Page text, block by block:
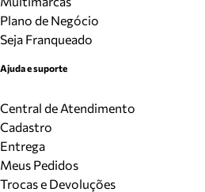
Plano de Negócio
Seja Franqueado
Ajuda e suporte
Central de Atendimento
Cadastro
Entrega
Meus Pedidos
Trocas e Devoluções